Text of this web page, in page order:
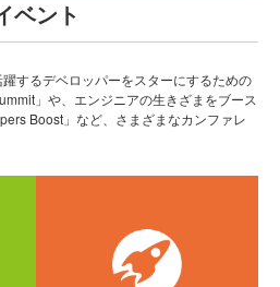
ベント
するデベロッパーをスターにするための
」や、エンジニアの生きざまをブース
Boost」など、さまざまなカンファレ